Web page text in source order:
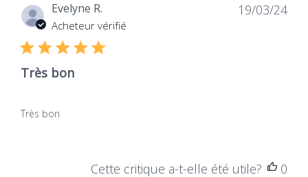
Evelyne R.
Acheteur vérifié
Très bon
Très bon
19/03/24
Cette critique a-t-elle été utile?
0